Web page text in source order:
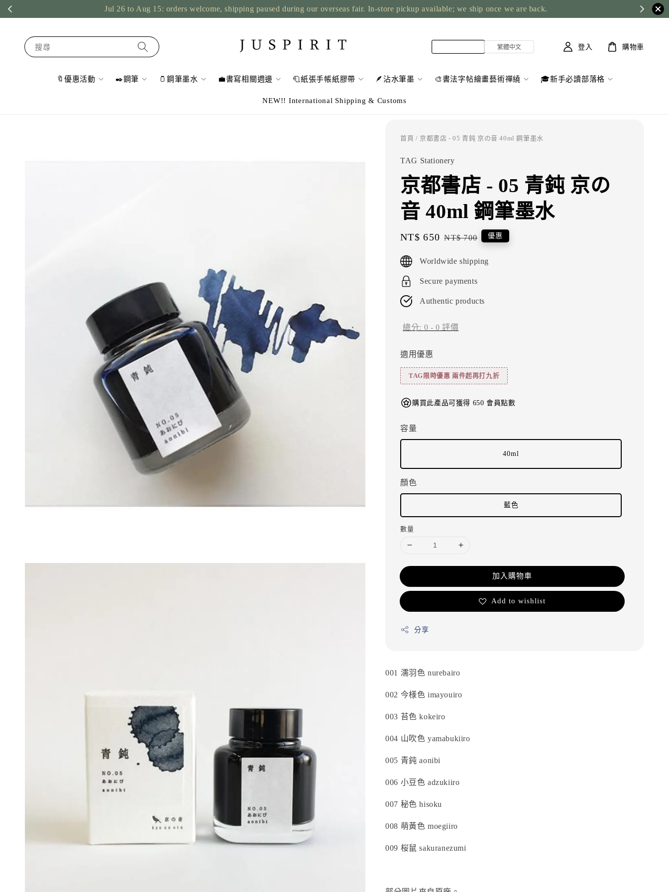
Jul 26 to Aug 15: orders welcome, shipping paused during our overseas fair. In-store pickup available; we ship once we are back.
搜尋
🔖優惠活動 ✒️鋼筆 🫙鋼筆墨水 💼書寫相關週邊 🧻紙張手帳紙膠帶 🪶沾水筆墨 🎨書法字帖繪畫藝術禪繞 🎓新手必讀部落格
NEW!! International Shipping & Customs
登入 購物車
首頁 / 京都書店 - 05 青鈍 京の音 40ml 鋼筆墨水
TAG Stationery
京都書店 - 05 青鈍 京の
音 40ml 鋼筆墨水
Sale
NT$ 650 Regular
NT$ 700 優惠
Worldwide shipping
Secure payments
Authentic products
總分: 0 -0 評價
適用優惠
TAG限時優惠 兩件起再打九折
購買此產品可獲得 650 會員點數
容量
40ml
顏色
藍色
數量
加入購物車
Add to wishlist
分享
001 濡羽色 nurebairo
002 今様色 imayouiro
003 苔色 kokeiro
004 山吹色 yamabukiiro
005 青鈍 aonibi
006 小豆色 adzukiiro
007 秘色 hisoku
008 萌黃色 moegiiro
009 桜鼠 sakuranezumi